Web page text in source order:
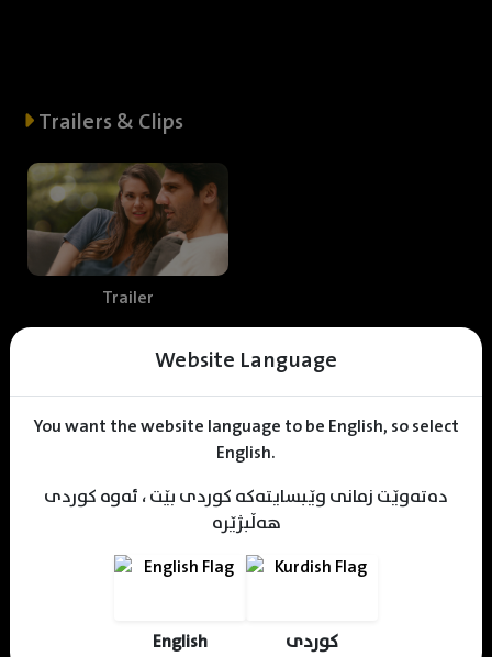
Website Language
You want the website language to be English, so select
English.
دەتەوێت زمانی وێبسایتەکە کوردی بێت ، ئەوە کوردی
هەڵبژێرە
English کوردی
Trailers & Clips
Trailer
Cast & Crew